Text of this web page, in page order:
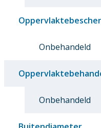
Onbehandeld
Onbehandeld